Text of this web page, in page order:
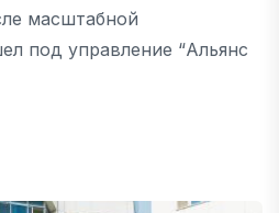
масштабной
под управление “Альянс